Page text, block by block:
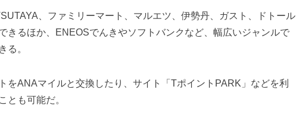
、ファミリーマート、マルエツ、伊勢丹、ガスト、ドトール
きるほか、ENEOSでんきやソフトバンクなど、幅広いジャンルで
る。
をANAマイルと交換したり、サイト「TポイントPARK」などを利
とも可能だ。